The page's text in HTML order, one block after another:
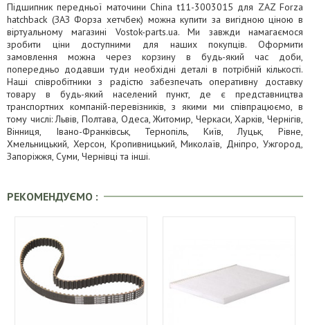
Підшипник передньої маточини China t11-3003015 для ZAZ Forza
hatchback (ЗАЗ Форза хетчбек) можна купити за вигідною ціною в
віртуальному магазині Vostok-parts.ua. Ми завжди намагаємося
зробити ціни доступними для наших покупців. Оформити
замовлення можна через корзину в будь-який час доби,
попередньо додавши туди необхідні деталі в потрібній кількості.
Наші співробітники з радістю забезпечать оперативну доставку
товару в будь-який населений пункт, де є представництва
транспортних компаній-перевізників, з якими ми співпрацюємо, в
тому числі: Львів, Полтава, Одеса, Житомир, Черкаси, Харків, Чернігів,
Вінниця, Івано-Франківськ, Тернопіль, Київ, Луцьк, Рівне,
Хмельницький, Херсон, Кропивницький, Миколаїв, Дніпро, Ужгород,
Запоріжжя, Суми, Чернівці та інші.
РЕКОМЕНДУЄМО :